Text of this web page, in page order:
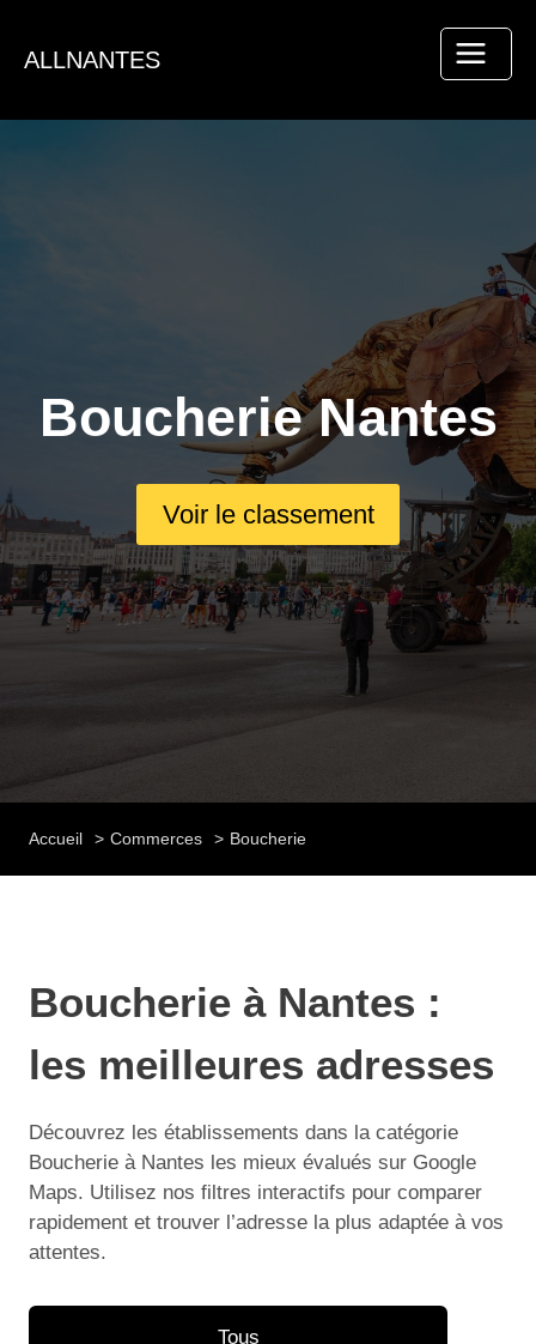
contenu
ALLNANTES
Boucherie Nantes
Voir le classement
Accueil Commerces Boucherie
Boucherie à Nantes :
les meilleures adresses
Découvrez les établissements dans la catégorie
Boucherie à Nantes les mieux évalués sur Google
Maps. Utilisez nos filtres interactifs pour comparer
rapidement et trouver l’adresse la plus adaptée à vos
attentes.
Tous